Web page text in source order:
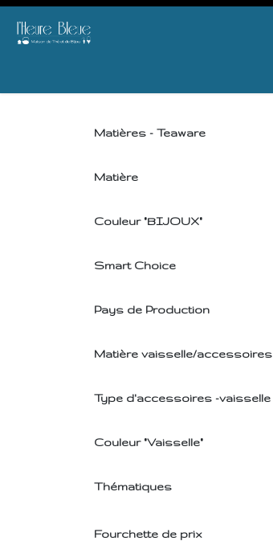
Se rendre au contenu
Matières - Teaware
Matière
Couleur "BIJOUX"
Smart Choice
Pays de Production
Matière vaisselle/accessoires
Type d'accessoires -vaisselle
Couleur "Vaisselle"
Thématiques
Fourchette de prix